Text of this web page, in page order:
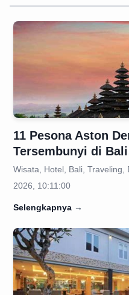
11 Pesona Aston
Tersembunyi di
Wisata, Hotel, Bali, Traveling,
2026, 10:11:00
Selengkapnya →